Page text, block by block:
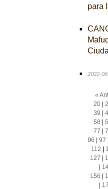
para
2022-
«
20|
39
58
77
96
97
112
127
156